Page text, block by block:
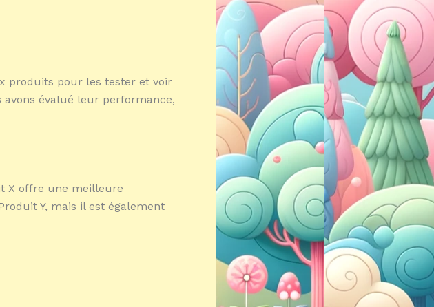
produits pour les tester et voir
évalué leur performance,
X offre une meilleure
Y, mais il est également